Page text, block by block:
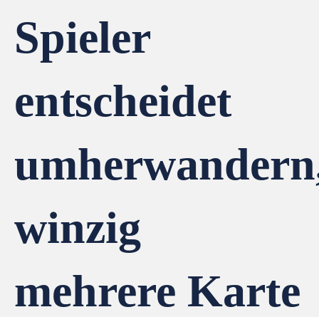
Spieler
entscheidet
winzig
mehrere Karte